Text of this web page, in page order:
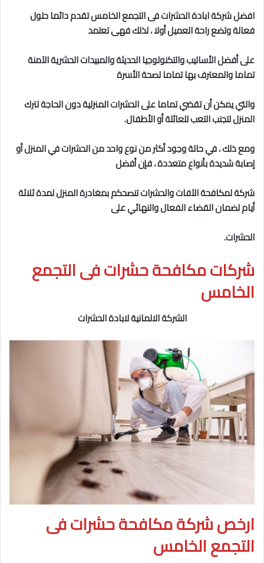
افضل شركة ابادة الحشرات فى التجمع الخامستقدم دائما حلول
فعالة وتضع راحة العميل أولا ، لذلك فهى تعتمد
على أفضل الأساليب والتكنولوجيا الحديثة والمبيدات الحشرية الآمنة
تماما والمعترف بها تماما لصحة الأسرة
والتي يمكن أن تقضي تماما على الحشرات المنزلية دون الحاجة لترك
المنزل لتجنب التعب للعائلة أو الأطفال.
ومع ذلك ، في حالة وجود أكثر من نوع واحد من الحشرات في المنزل أو
إصابة شديدة بأنواع متعددة ، فإن أفضل
شركة لمكافحة الآفات والحشرات تنصحكم بمغادرة المنزل لمدة ثلاثة
أيام لضمان القضاء الفعال والنهائي على
الحشرات.
شركات مكافحة حشرات فى التجمع
الخامس
الشركة الالمانية لابادة الحشرات
ارخص شركة مكافحة حشرات فى
التجمع الخامس